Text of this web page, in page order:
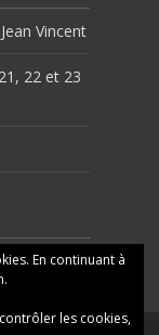
Vincent
22 et 23
En continuant à
les cookies,